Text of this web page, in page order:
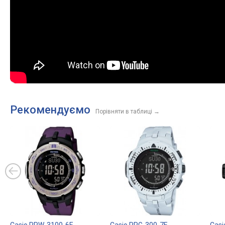
Рекомендуємо Порівняти в таблиці →